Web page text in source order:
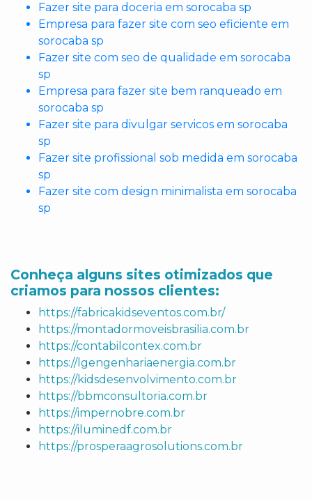
Fazer site para doceria em sorocaba sp
Empresa para fazer site com seo eficiente em
sorocaba sp
Fazer site com seo de qualidade em sorocaba
sp
Empresa para fazer site bem ranqueado em
sorocaba sp
Fazer site para divulgar servicos em sorocaba
sp
Fazer site profissional sob medida em sorocaba
sp
Fazer site com design minimalista em sorocaba
sp
Conheça alguns sites otimizados que
criamos para nossos clientes:
https://fabricakidseventos.com.br/
https://montadormoveisbrasilia.com.br
https://contabilcontex.com.br
https://lgengenhariaenergia.com.br
https://kidsdesenvolvimento.com.br
https://bbmconsultoria.com.br
https://impernobre.com.br
https://iluminedf.com.br
https://prosperaagrosolutions.com.br